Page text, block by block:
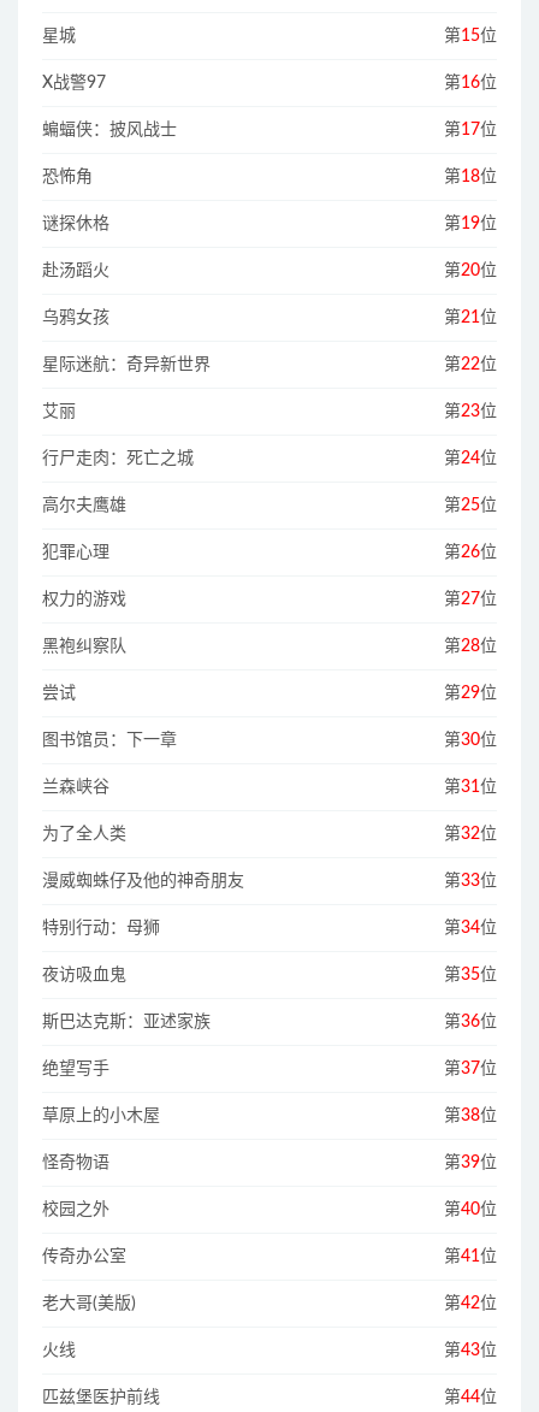
星城 第15位
X战警97 第16位
蝙蝠侠：披风战士 第17位
恐怖角 第18位
谜探休格 第19位
赴汤蹈火 第20位
乌鸦女孩 第21位
星际迷航：奇异新世界 第22位
艾丽 第23位
行尸走肉：死亡之城 第24位
高尔夫鹰雄 第25位
犯罪心理 第26位
权力的游戏 第27位
黑袍纠察队 第28位
尝试 第29位
图书馆员：下一章 第30位
兰森峡谷 第31位
为了全人类 第32位
漫威蜘蛛仔及他的神奇朋友 第33位
特别行动：母狮 第34位
夜访吸血鬼 第35位
斯巴达克斯：亚述家族 第36位
绝望写手 第37位
草原上的小木屋 第38位
怪奇物语 第39位
校园之外 第40位
传奇办公室 第41位
老大哥(美版) 第42位
火线 第43位
匹兹堡医护前线 第44位